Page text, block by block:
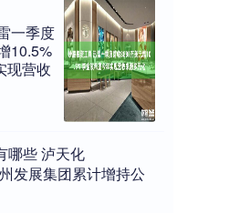
一季度
10.5%
现营收
哪些 泸天化
发展集团累计增持公